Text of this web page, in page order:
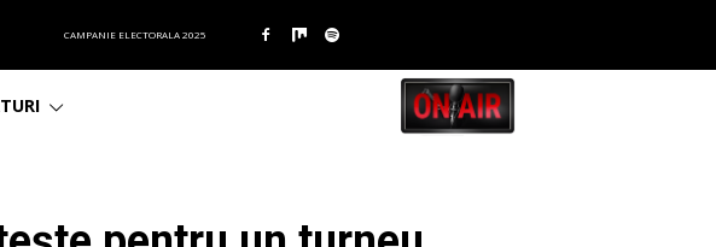
CAMPANIE ELECTORALA 2025